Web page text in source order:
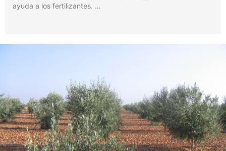
ayuda a los fertilizantes. …